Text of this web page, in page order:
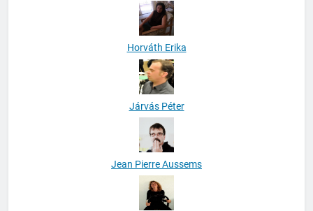
Horváth Erika
Járvás Péter
Jean Pierre Aussems